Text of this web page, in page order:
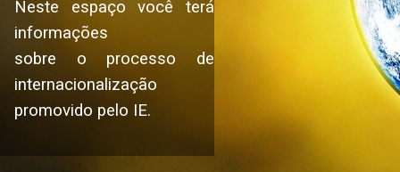
Neste espaço você terá
informações
sobre o processo de
internacionalização
promovido pelo IE.